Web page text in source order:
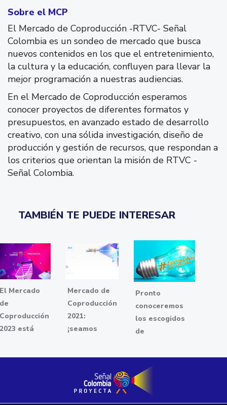
Sobre el MCP
El Mercado de Coproducción -RTVC- Señal
Colombia es un sondeo de mercado que busca
nuevos contenidos en los que el entretenimiento,
la cultura y la educación, confluyen para llevar la
mejor programación a nuestras audiencias.
En el Mercado de Coproducción esperamos
conocer proyectos de diferentes formatos y
presupuestos, en avanzado estado de desarrollo
creativo, con una sólida investigación, diseño de
producción y gestión de recursos, que respondan a
los criterios que orientan la misión de RTVC -
Señal Colombia.
TAMBIÉN TE PUEDE INTERESAR
El Mercado
de
Coproducción
2023 está
Mercado de
Coproducción
2021:
¡seamos
Pronto
conoceremos
los escogidos
de
en acción